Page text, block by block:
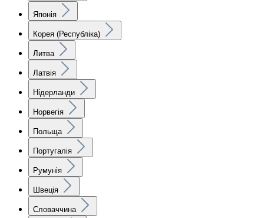
Японія
Корея (Республіка)
Литва
Латвія
Нідерланди
Норвегія
Польща
Португалія
Румунія
Швеція
Словаччина